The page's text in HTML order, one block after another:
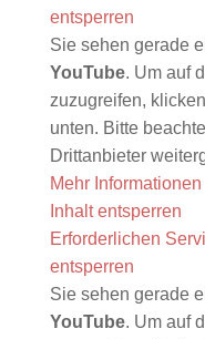
entsperren
Sie sehen gerade
YouTube. Um auf
zuzugreifen,
unten. Bitte
Drittanbieter
Mehr Informationen
Inhalt entsperren
Erforderlichen
entsperren
Sie sehen gerade
YouTube. Um auf